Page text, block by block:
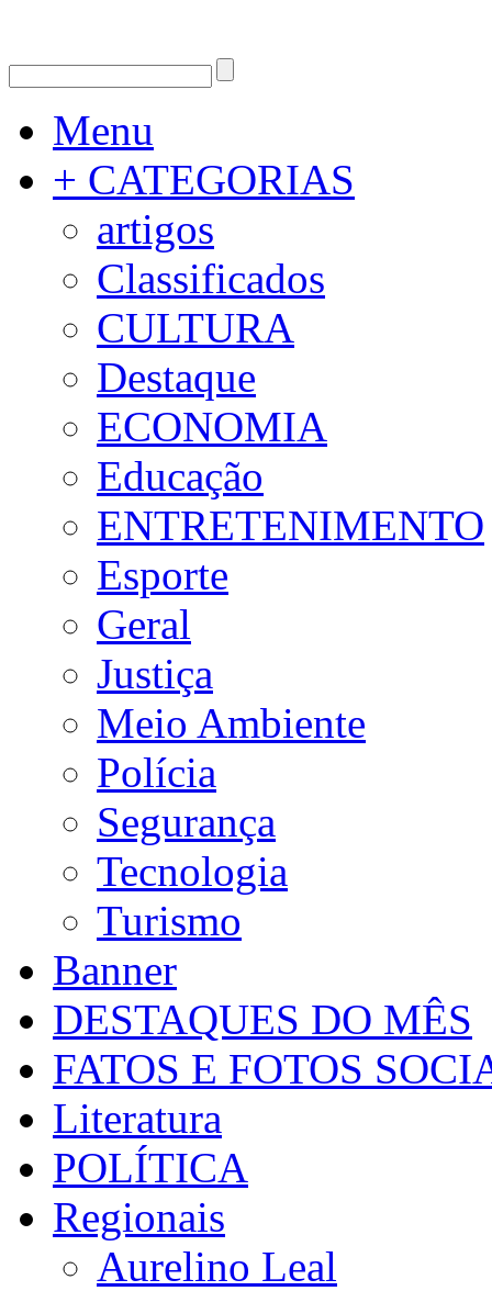
Menu
+ CATEGORIAS
artigos
Classificados
CULTURA
Destaque
ECONOMIA
Educação
ENTRETENIMENTO
Esporte
Geral
Justiça
Meio Ambiente
Polícia
Segurança
Tecnologia
Turismo
Banner
DESTAQUES DO MÊS
FATOS E FOTOS
Literatura
POLÍTICA
Regionais
Aurelino Leal